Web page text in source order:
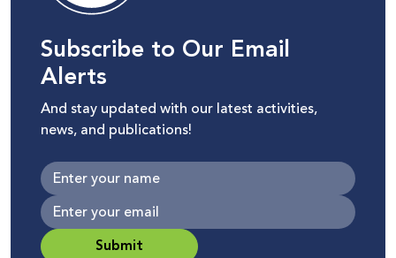
Subscribe to Our Email
Alerts
And stay updated with our latest activities,
news, and publications!
Submit